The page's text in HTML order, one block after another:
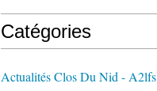
Catégories
Actualités Clos Du Nid - A2lfs